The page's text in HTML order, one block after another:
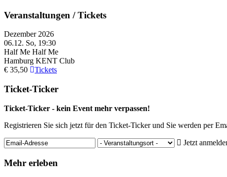
Veranstaltungen / Tickets
Dezember 2026
06.12. So, 19:30
Half Me Half Me
Hamburg KENT Club
€ 35,50
Tickets
Ticket-Ticker
Ticket-Ticker - kein Event mehr verpassen!
Registrieren Sie sich jetzt für den Ticket-Ticker und Sie werden per
Jetzt
Mehr erleben